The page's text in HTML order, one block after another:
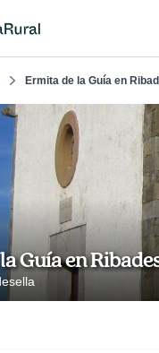
Ermita de la Guía en
Guía en